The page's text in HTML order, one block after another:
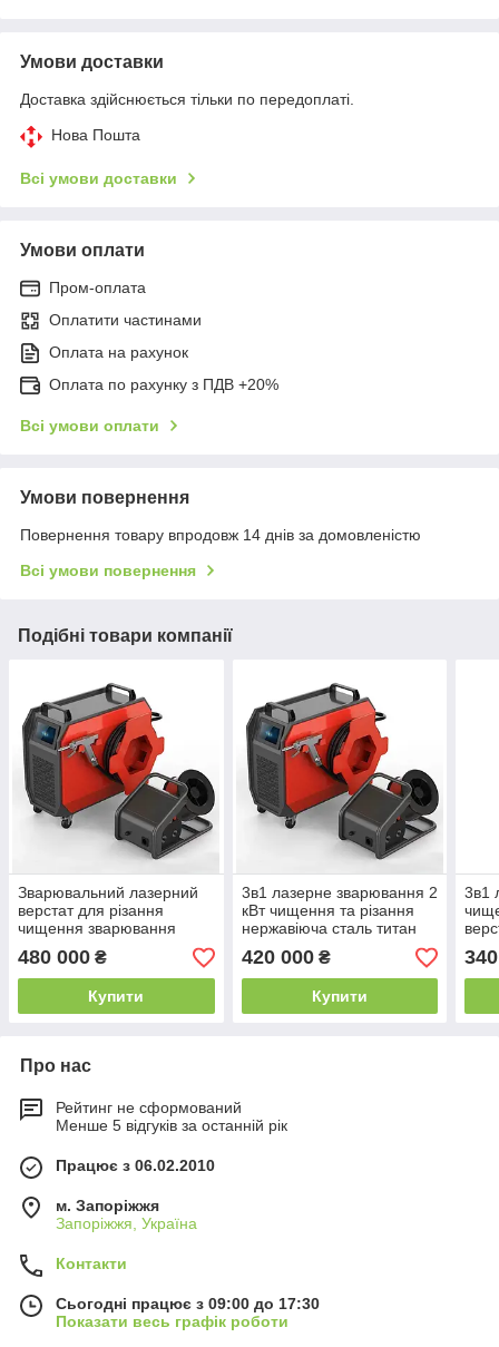
Умови доставки
Доставка здійснюється тільки по передоплаті.
Нова Пошта
Всі умови доставки
Умови оплати
Пром-оплата
Оплатити частинами
Оплата на рахунок
Оплата по рахунку з ПДВ +20%
Всі умови оплати
Умови повернення
Повернення товару впродовж 14 днів за домовленістю
Всі умови повернення
Подібні товари компанії
Зварювальний лазерний
верстат для різання
чищення зварювання
2000 wвт 2 квт для металів
лазер
480 000 ₴
Купити
3в1 лазерне зварювання 2
кВт чищення та різання
нержавіюча сталь титан
латунь 2000 вт
420 000₴
Купити
3в1
Про нас
Рейтинг не сформований
Менше 5 відгуків за останній рік
Працює з 06.02.2010
м. Запоріжжя
Запоріжжя, Україна
Контакти
Сьогодні працює з 09:00 до 17:30
Показати весь графік роботи